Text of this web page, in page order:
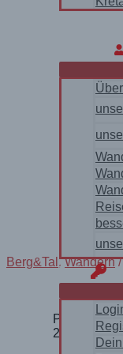
login
Berg&Tal ,Wandern
Planet
2.500 Meter